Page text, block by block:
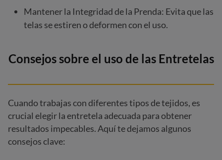
Mantener la Integridad de la Prenda: Evita que las
telas se estiren o deformen con el uso.
Consejos sobre el uso de las Entretelas
Cuando trabajas con diferentes tipos de tejidos, es
crucial elegir la entretela adecuada para obtener
resultados impecables. Aquí te dejamos algunos
consejos clave: